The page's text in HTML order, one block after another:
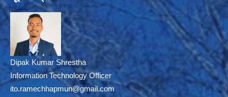
Dipak Kumar Shrestha
Information Technology Officer
ito.ramechhapmun@gmail.com